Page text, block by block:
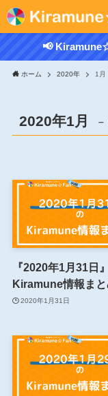
📢
ホーム 2020年 1月
2020年1月 –
『2020年1月31日
Kiramune情報ま
2020年1月31日